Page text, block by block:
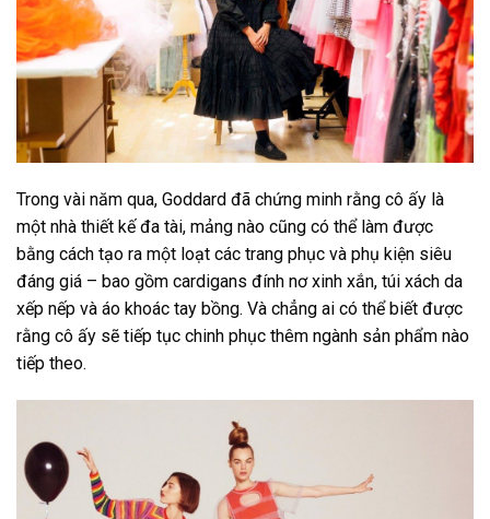
Trong vài năm qua, Goddard đã chứng minh rằng cô ấy là
một nhà thiết kế đa tài, mảng nào cũng có thể làm được
bằng cách tạo ra một loạt các trang phục và phụ kiện siêu
đáng giá – bao gồm cardigans đính nơ xinh xắn, túi xách da
xếp nếp và áo khoác tay bồng. Và chẳng ai có thể biết được
rằng cô ấy sẽ tiếp tục chinh phục thêm ngành sản phẩm nào
tiếp theo.